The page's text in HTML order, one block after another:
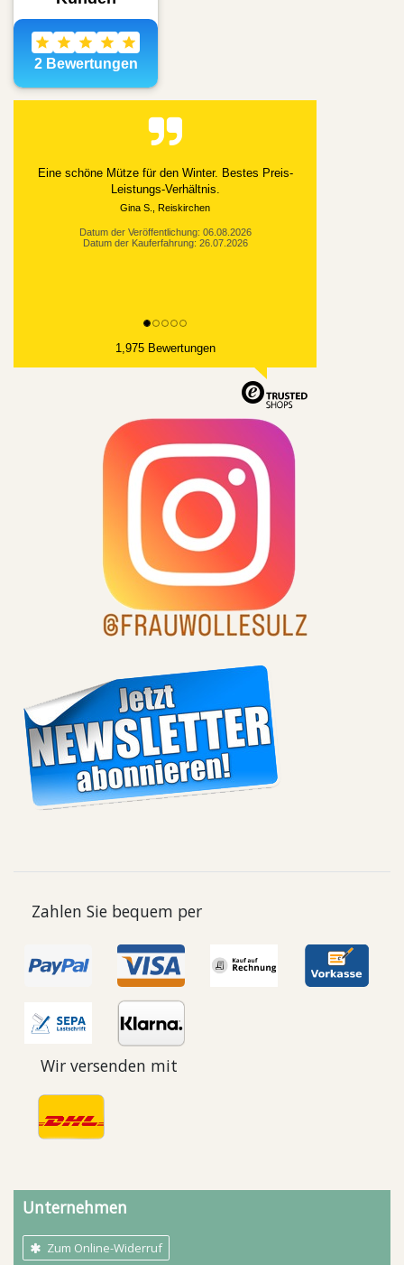
Eine schöne Mütze für den Winter. Bestes Preis-
Leistungs-Verhältnis.
Gina S., Reiskirchen
Datum der Veröffentlichung: 06.08.2026
Datum der Kauferfahrung: 26.07.2026
1,975 Bewertungen
Zahlen Sie bequem per
Wir versenden mit
Unternehmen
Zum Online-Widerruf